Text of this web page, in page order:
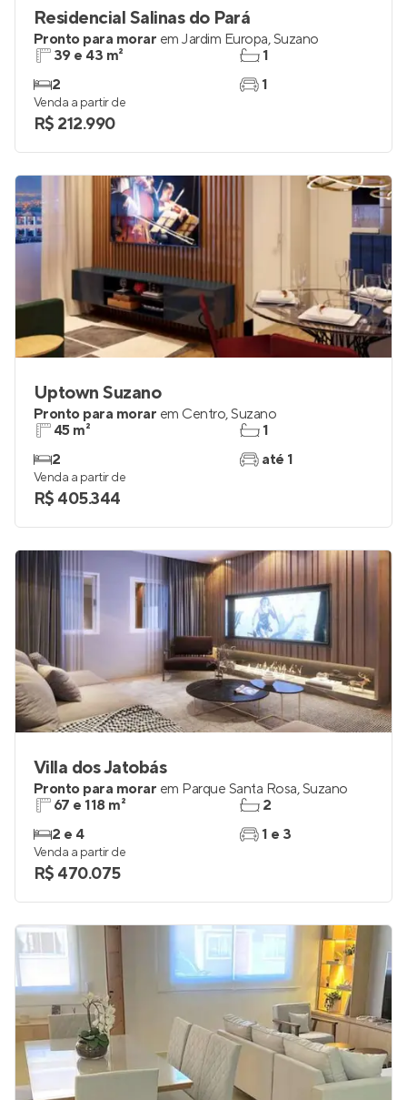
Residencial Salinas do Pará
Pronto para morar em Jardim Europa,Suzano
39 e 43 m²
2
1
1
Venda a partir de
R$ 212.990
Uptown Suzano
Pronto para morar em Centro,Suzano
45 m²
2
1
até 1
Venda a partir de
R$ 405.344
Villa dos Jatobás
Pronto para morar em Parque Santa Rosa,Suzano
67 e 118 m²
2 e 4
2
1 e 3
Venda a partir de
R$ 470.075